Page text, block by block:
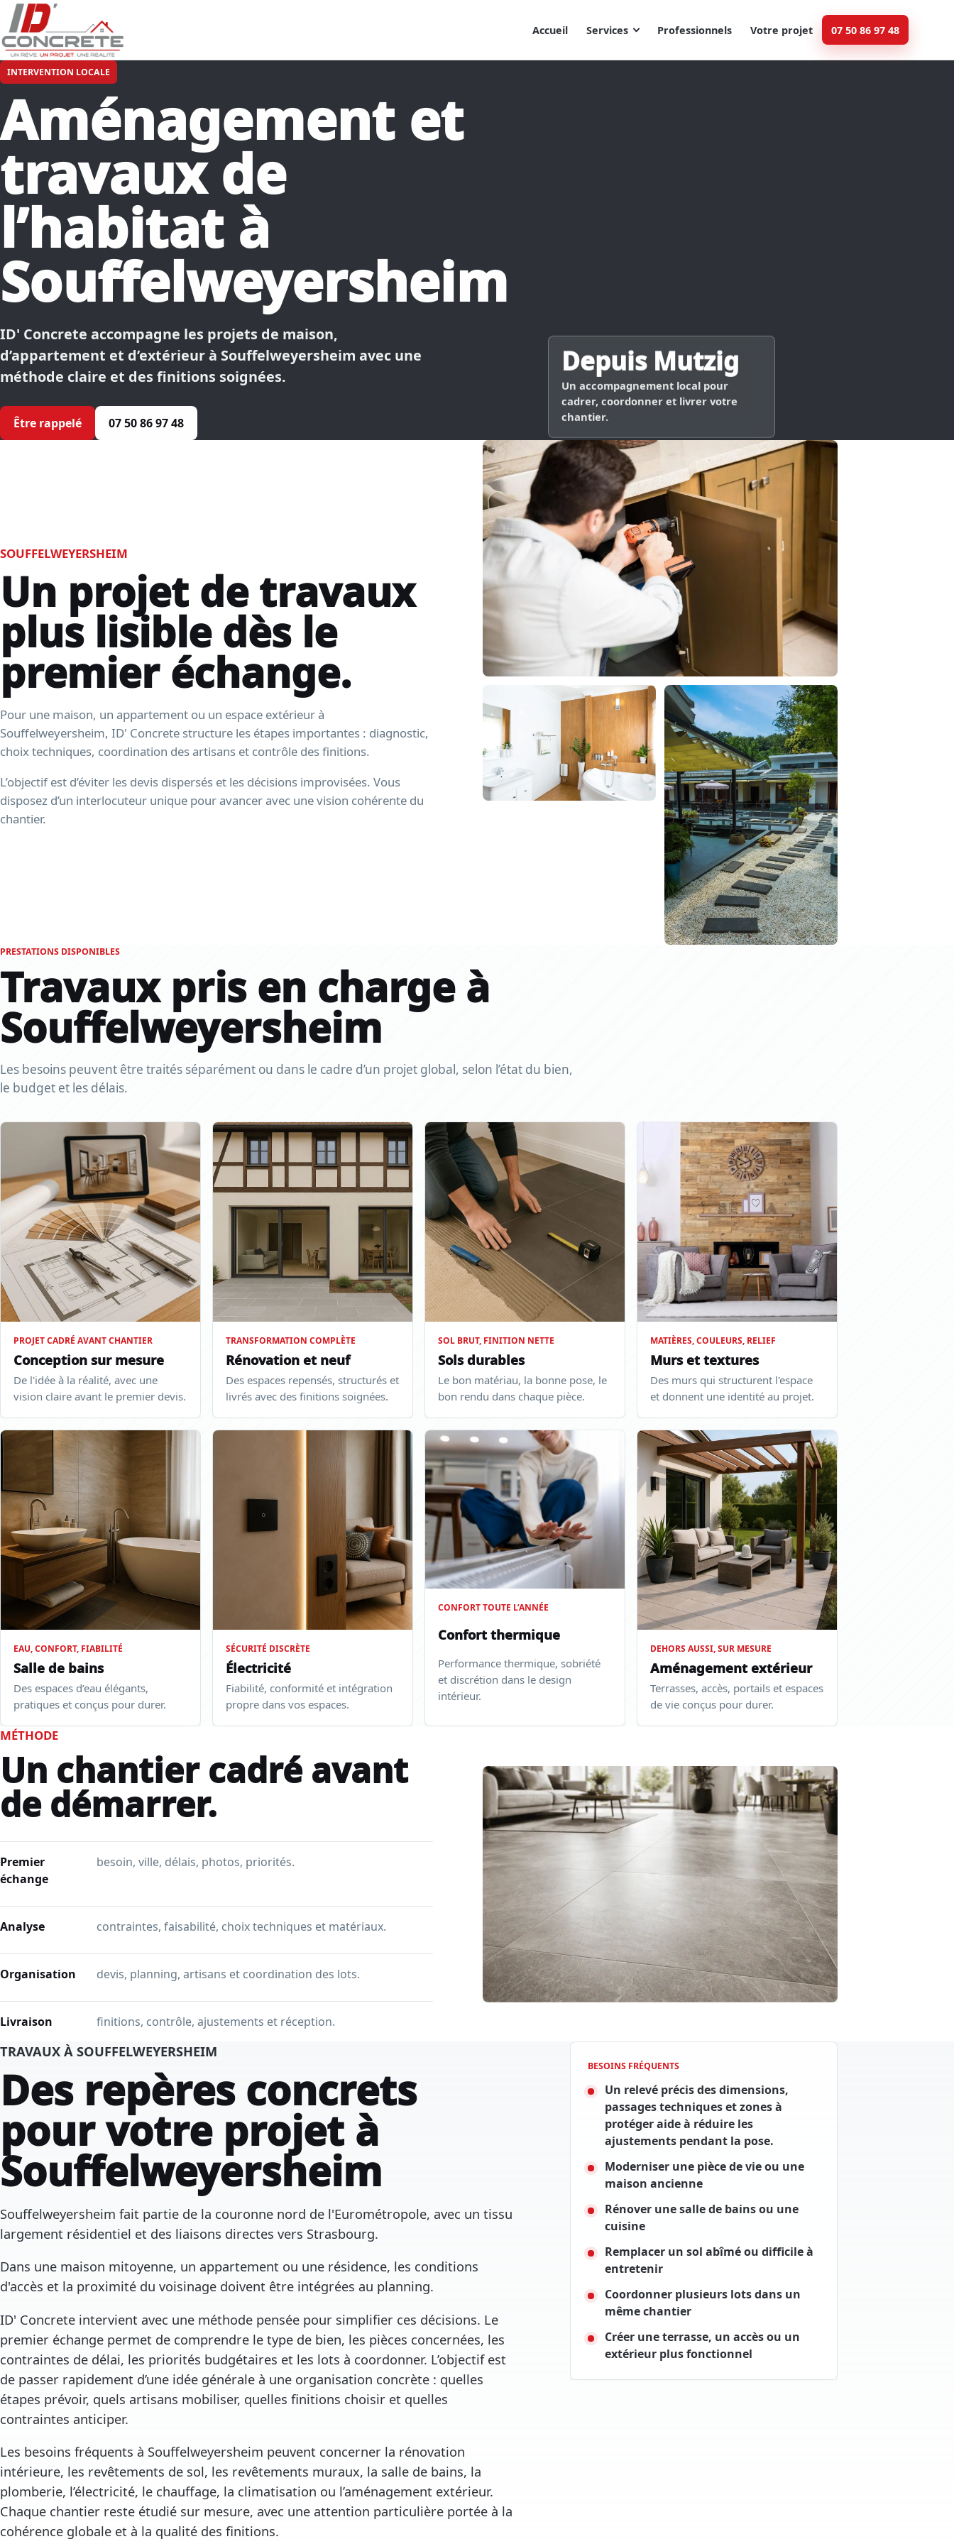
Accueil Services Professionnels Votre projet 07 50 86 97 48
INTERVENTION LOCALE
Aménagement et
travaux de
l’habitat à
Souffelweyersheim
ID' Concrete accompagne les projets de maison,
d’appartement et d’extérieur à Souffelweyersheim avec une
méthode claire et des finitions soignées.
Être rappelé 07 50 86 97 48
Depuis Mutzig
Un accompagnement local pour
cadrer, coordonner et livrer votre
chantier.
SOUFFELWEYERSHEIM
Un projet de travaux
plus lisible dès le
premier échange.
Pour une maison, un appartement ou un espace extérieur à
Souffelweyersheim, ID' Concrete structure les étapes importantes : diagnostic,
choix techniques, coordination des artisans et contrôle des finitions.
L’objectif est d’éviter les devis dispersés et les décisions improvisées. Vous
disposez d’un interlocuteur unique pour avancer avec une vision cohérente du
chantier.
PRESTATIONS DISPONIBLES
Travaux pris en charge à
Souffelweyersheim
Les besoins peuvent être traités séparément ou dans le cadre d’un projet global, selon l’état du bien,
le budget et les délais.
PROJET CADRÉ AVANT CHANTIER
Conception sur mesure
De l'idée à la réalité, avec une
vision claire avant le premier devis.
TRANSFORMATION COMPLÈTE
Rénovation et neuf
Des espaces repensés, structurés et
livrés avec des finitions soignées.
SOL BRUT, FINITION NETTE
Sols durables
Le bon matériau, la bonne pose, le
bon rendu dans chaque pièce.
MATIÈRES, COULEURS, RELIEF
Murs et textures
Des murs qui structurent l'espace
et donnent une identité au projet.
EAU, CONFORT, FIABILITÉ
Salle de bains
Des espaces d’eau élégants,
pratiques et conçus pour durer.
SÉCURITÉ DISCRÈTE
Électricité
Fiabilité, conformité et intégration
propre dans vos espaces.
CONFORT TOUTE L’ANNÉE
Confort thermique
Performance thermique, sobriété
et discrétion dans le design
intérieur.
DEHORS AUSSI, SUR MESURE
Aménagement extérieur
Terrasses, accès, portails et espaces
de vie conçus pour durer.
MÉTHODE
Un chantier cadré avant
de démarrer.
Premier
échange
besoin, ville, délais, photos, priorités.
Analyse contraintes, faisabilité, choix techniques et matériaux.
Organisation devis, planning, artisans et coordination des lots.
Livraison finitions, contrôle, ajustements et réception.
TRAVAUX À SOUFFELWEYERSHEIM
Des repères concrets
pour votre projet à
Souffelweyersheim
Souffelweyersheim fait partie de la couronne nord de l'Eurométropole, avec un tissu
largement résidentiel et des liaisons directes vers Strasbourg.
Dans une maison mitoyenne, un appartement ou une résidence, les conditions
d'accès et la proximité du voisinage doivent être intégrées au planning.
ID' Concrete intervient avec une méthode pensée pour simplifier ces décisions. Le
premier échange permet de comprendre le type de bien, les pièces concernées, les
contraintes de délai, les priorités budgétaires et les lots à coordonner. L’objectif est
de passer rapidement d’une idée générale à une organisation concrète : quelles
étapes prévoir, quels artisans mobiliser, quelles finitions choisir et quelles
contraintes anticiper.
Les besoins fréquents à Souffelweyersheim peuvent concerner la rénovation
intérieure, les revêtements de sol, les revêtements muraux, la salle de bains, la
plomberie, l’électricité, le chauffage, la climatisation ou l’aménagement extérieur.
Chaque chantier reste étudié sur mesure, avec une attention particulière portée à la
cohérence globale et à la qualité des finitions.
BESOINS FRÉQUENTS
Un relevé précis des dimensions,
passages techniques et zones à
protéger aide à réduire les
ajustements pendant la pose.
Moderniser une pièce de vie ou une
maison ancienne
Rénover une salle de bains ou une
cuisine
Remplacer un sol abîmé ou difficile à
entretenir
Coordonner plusieurs lots dans un
même chantier
Créer une terrasse, un accès ou un
extérieur plus fonctionnel